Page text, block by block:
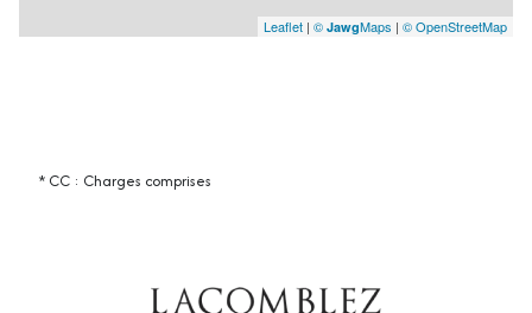
Leaflet | © JawgMaps | © OpenStreetMap
* CC : Charges comprises